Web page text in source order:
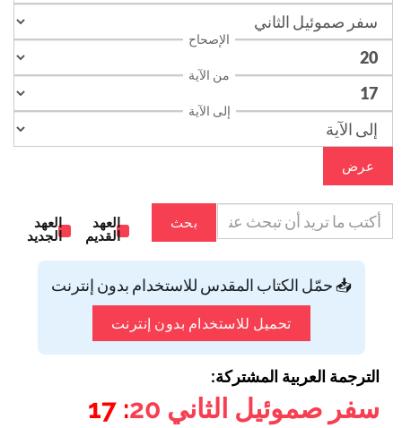
الإصحاح
من الآية
إلى الآية
عرض
بحث
العهد
القديم
العهد
الجديد
📥 حمّل الكتاب المقدس للاستخدام بدون إنترنت
تحميل للاستخدام بدون إنترنت
الترجمة العربية المشتركة:
سفر صموئيل الثاني 20
: 17